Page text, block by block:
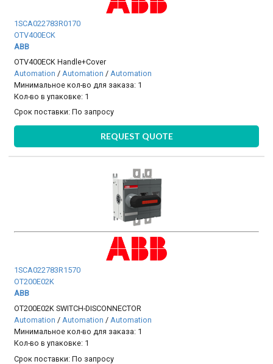
1SCA022783R0170
OTV400ECK
ABB
OTV400ECK Handle+Cover
Automation / Automation / Automation
Минимальное кол-во для заказа: 1
Кол-во в упаковке: 1
Срок поставки:По запросу
REQUEST QUOTE
1SCA022783R1570
OT200E02K
ABB
OT200E02K SWITCH-DISCONNECTOR
Automation /Automation /Automation
Минимальное кол-во для заказа: 1
Кол-во в упаковке: 1
Срок поставки:По запросу